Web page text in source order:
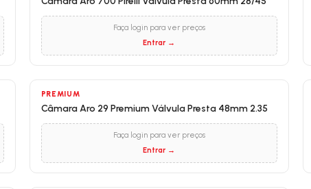
Faça login para ver preços
Entrar →
PREMIUM
Câmara Aro 29 Premium Válvula Presta 48mm 2.35
Faça login para ver preços
Entrar →